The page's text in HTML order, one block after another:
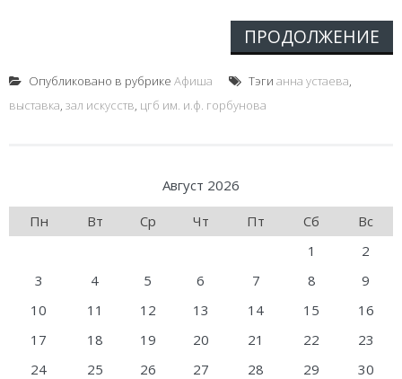
ПРОДОЛЖЕНИЕ
Опубликовано в рубрике Афиша Тэги анна устаева,
выставка, зал искусств, цгб им. и.ф. горбунова
Август 2026
Пн
Вт Ср Чт Пт Сб
Вс
1
2
3
4 5 6 7 8
9
10
11 12 13 14 15
16
17
18 19 20 21 22
23
24
25 26 27 28 29
30